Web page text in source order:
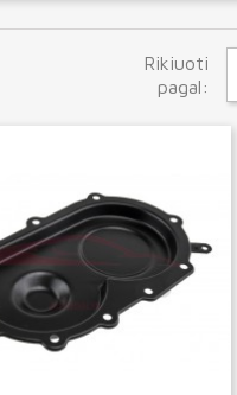
Rikiuoti
pagal: